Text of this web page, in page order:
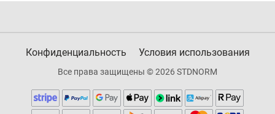
Конфиденциальность Условия использования
Все права защищены © 2026 STDNORM